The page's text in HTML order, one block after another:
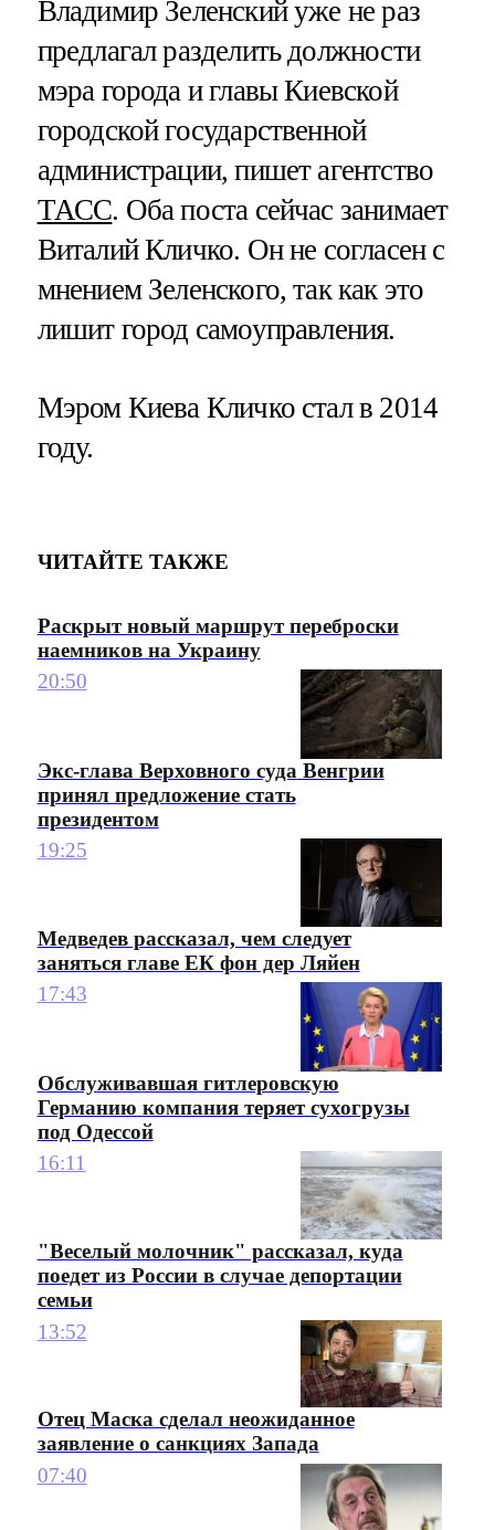
Владимир Зеленский уже не раз
предлагал разделить должности
мэра города и главы Киевской
городской государственной
администрации, пишет агентство
ТАСС. Оба поста сейчас занимает
Виталий Кличко. Он не согласен с
мнением Зеленского, так как это
лишит город самоуправления.
Мэром Киева Кличко стал в 2014
году.
ЧИТАЙТЕ ТАКЖЕ
Раскрыт новый маршрут переброски
наемников на Украину
20:50
Экс-глава Верховного суда Венгрии
принял предложение стать
президентом
19:25
Медведев рассказал, чем следует
заняться главе ЕК фон дер Ляйен
17:43
Обслуживавшая гитлеровскую
Германию компания теряет сухогрузы
под Одессой
16:11
"Веселый молочник" рассказал, куда
поедет из России в случае депортации
семьи
13:52
Отец Маска сделал неожиданное
заявление о санкциях Запада
07:40